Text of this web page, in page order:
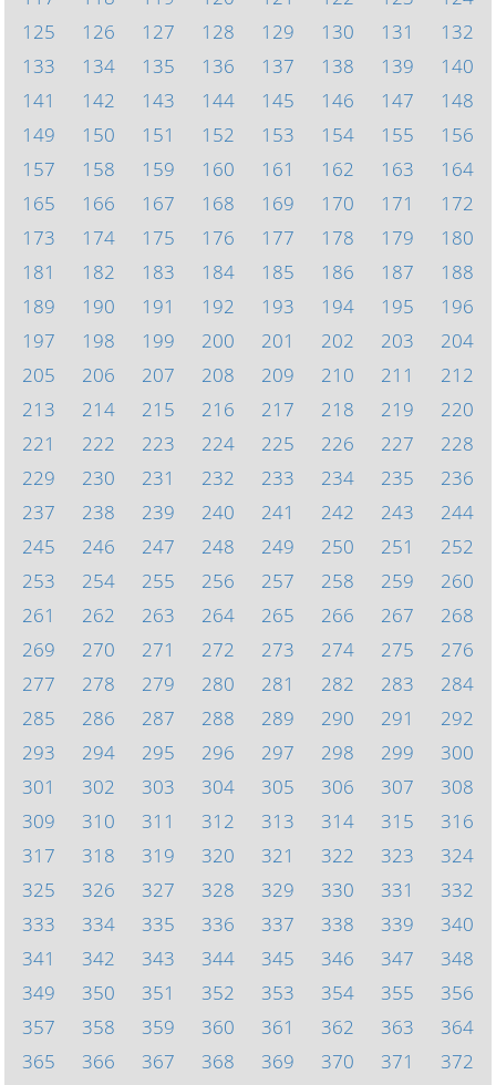
125
126 127 128 129 130 131
132
133
134 135 136 137 138 139
140
141
142 143 144 145 146 147
148
149
150 151 152 153 154 155
156
157
158 159 160 161 162 163
164
165
166 167 168 169 170 171
172
173
174 175 176 177 178 179
180
181
182 183 184 185 186 187
188
189
190 191 192 193 194 195
196
197
198 199 200 201 202 203
204
205
206 207 208 209 210 211
212
213
214 215 216 217 218 219
220
221
222 223 224 225 226 227
228
229
230 231 232 233 234 235
236
237
238 239 240 241 242 243
244
245
246 247 248 249 250 251
252
253
254 255 256 257 258 259
260
261
262 263 264 265 266 267
268
269
270 271 272 273 274 275
276
277
278 279 280 281 282 283
284
285
286 287 288 289 290 291
292
293
294 295 296 297 298 299
300
301
302 303 304 305 306 307
308
309
310 311 312 313 314 315
316
317
318 319 320 321 322 323
324
325
326 327 328 329 330 331
332
333
334 335 336 337 338 339
340
341
342 343 344 345 346 347
348
349
350 351 352 353 354 355
356
357
358 359 360 361 362 363
364
365
366 367 368 369 370 371
372